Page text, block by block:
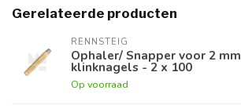
Gerelateerde producten
RENNSTEIG
Ophaler/ Snapper voor 2 mm
klinknagels - 2 x 100
Op voorraad